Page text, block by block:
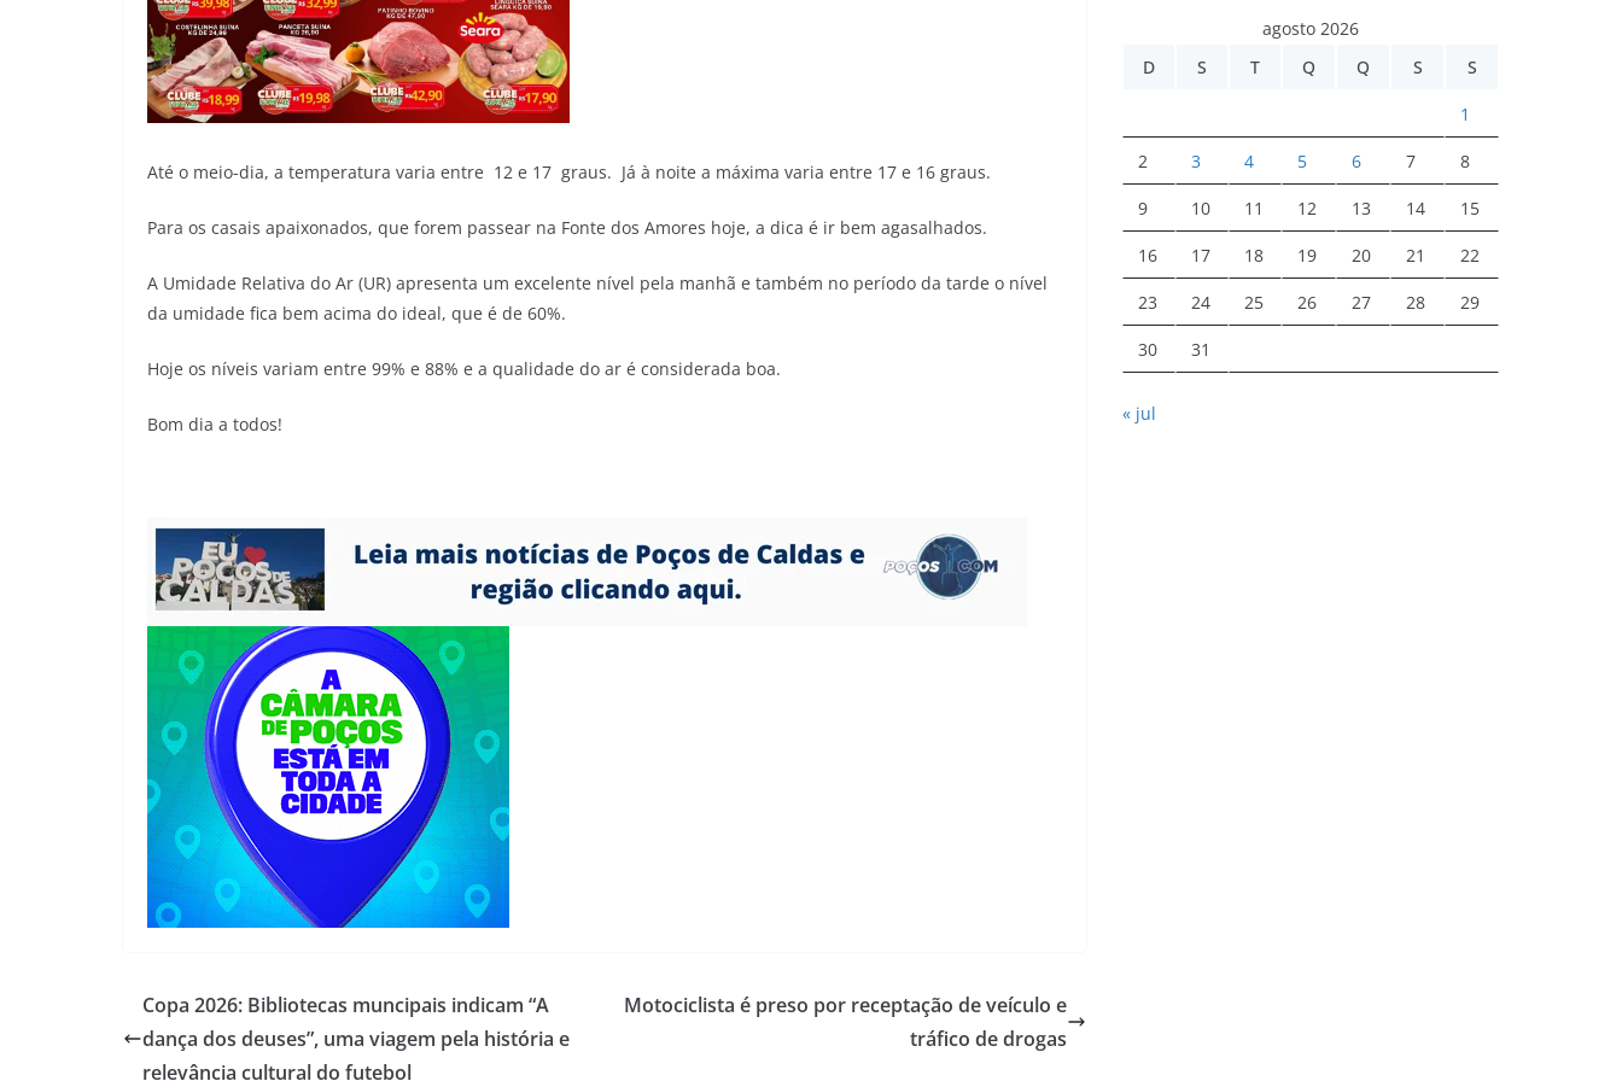
Até o meio-dia, a temperatura varia entre 12 e 17 graus. Já à noite a máxima varia entre 17 e 16 graus.
Para os casais apaixonados, que forem passear na Fonte dos Amores hoje, a dica é ir bem agasalhados.
A Umidade Relativa do Ar (UR) apresenta um excelente nível pela manhã e também no período da tarde o nível
da umidade fica bem acima do ideal, que é de 60%.
Hoje os níveis variam entre 99% e 88% e a qualidade do ar é considerada boa.
Bom dia a todos!
Copa 2026: Bibliotecas muncipais indicam “A
dança dos deuses”, uma viagem pela história e
relevância cultural do futebol
Motociclista é preso por receptação de veículo e
tráfico de drogas
agosto 2026
D
S T Q Q S S
1
2 3 4 5 6 7 8
9 10 11 12 13 14 15
16 17 18 19 20 21 22
23 24 25 26 27 28 29
30 31
« jul